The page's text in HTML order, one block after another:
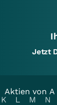
Jetzt
Aktien von
K
L M N